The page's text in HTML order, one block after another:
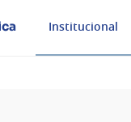
Institucional